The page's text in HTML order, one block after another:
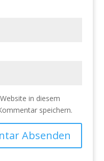
in diesem
speichern.